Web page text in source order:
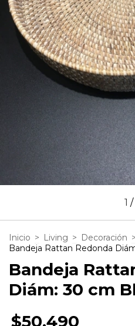
1 /
Inicio > Living > Decoración >
Bandeja Rattan Redonda
Bandeja
Diám: 30 cm
$50.490